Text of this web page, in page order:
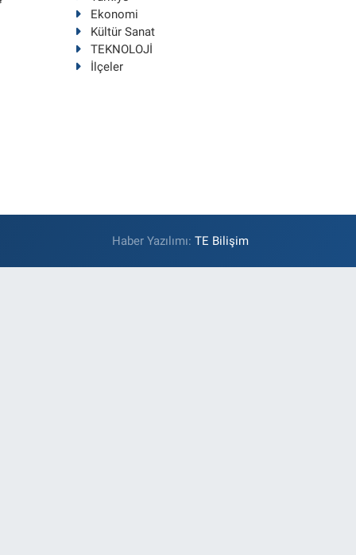
Ekonomi
Kültür Sanat
TEKNOLOJİ
İlçeler
Haber Yazılımı:TE Bilişim